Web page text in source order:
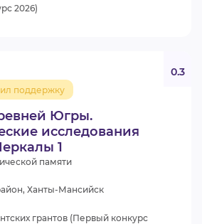
2026)
Югры.
исследования
1
поддержку
0.3
памяти
Ханты-Мансийск
грантов (Первый конкурс